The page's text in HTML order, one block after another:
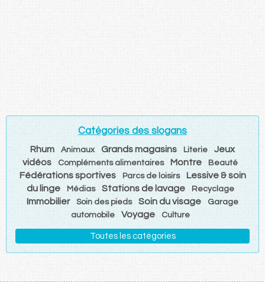
Catégories des slogans
Rhum Animaux Grands magasins Literie
Jeux
vidéos
Compléments alimentaires Montre Beauté
Fédérations sportives Parcs de loisirs
Lessive & soin
du linge
Médias Stations de lavage Recyclage
Immobilier Soin des pieds Soin du visage
Garage
automobile
Voyage Culture
Toutes les catégories